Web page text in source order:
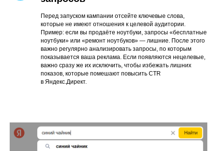
Перед запуском кампании отсейте ключевые слова,
которые не имеют отношения к целевой аудитории.
Пример: если вы продаёте ноутбуки, запросы «бесплатные
ноутбуки» или «ремонт ноутбуков» — лишние. После этого
важно регулярно анализировать запросы, по которым
показывается ваша реклама. Если появляются нецелевые,
важно сразу же их исключить, чтобы избежать лишних
показов, которые помешают повысить CTR
в Яндекс.Директ.